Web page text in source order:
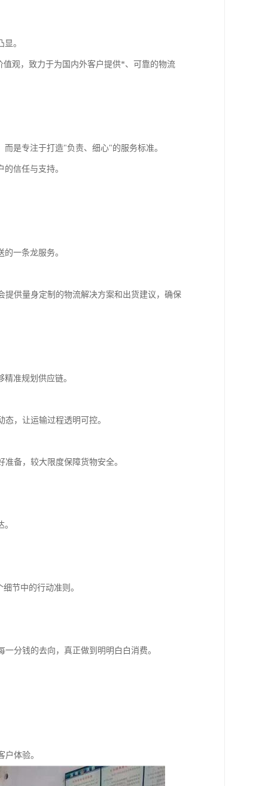
。
观，致力于为国内外客户提供*、可靠的物流
是专注于打造"负责、细心"的服务标准。
信任与支持。
一条龙服务。
供量身定制的物流解决方案和出货建议，确保
准规划供应链。
，让运输过程透明可控。
备，较大限度保障货物安全。
节中的行动准则。
分钱的去向，真正做到明明白白消费。
体验。